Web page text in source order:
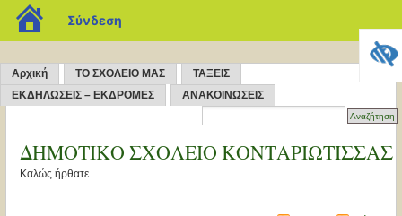
Αρχική ΤΟ ΣΧΟΛΕΙΟ ΜΑΣ
ΤΑΞΕΙΣ
ΕΚΔΗΛΩΣΕΙΣ – ΕΚΔΡΟΜΕΣ
ΑΝΑΚΟΙΝΩΣΕΙΣ
ΔΗΜΟΤΙΚΟ ΣΧΟΛΕΙΟ ΚΟΝΤΑΡΙΩΤΙΣΣΑΣ
Καλώς ήρθατε
blogs.sch.gr
Σύνδεση